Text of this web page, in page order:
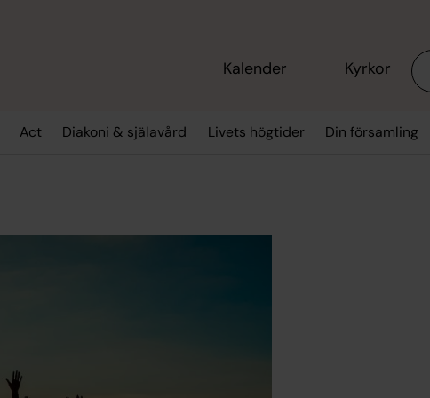
Kalender Kyrkor Sök
Act Diakoni & själavård Livets högtider Din församling